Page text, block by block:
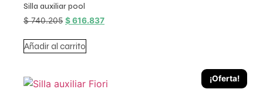
Silla auxiliar pool
$740.205 $616.837
Añadir al carrito
¡Oferta!